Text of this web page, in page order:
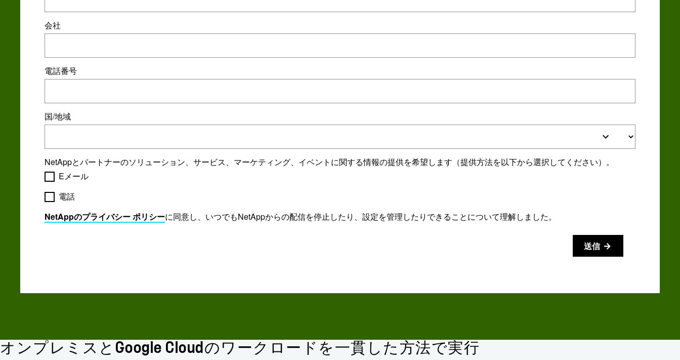
会社
電話番号
国/地域
NetAppとパートナーのソリューション、サービス、マーケティング、イベントに関する情報の提供を希望します（提供方法を以下から選択してください）。
Eメール
電話
NetAppのプライバシー ポリシーに同意し、いつでもNetAppからの配信を停止したり、設定を管理したりできることについて理解しました。
送信
オンプレミスとGoogle Cloudのワークロードを一貫した方法で実行